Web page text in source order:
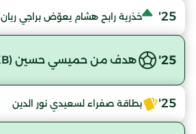
25' خذرية رابح هشام يعوّض براجي ريان
25' هدف من حميسي حسين (ESKB)
25' بطاقة صفراء لسعيدي نور الدين